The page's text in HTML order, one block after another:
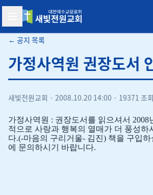
새빛전원교회
← 공지 목록
가정사역원 권장도서
새빛전원교회 · 2008.10.20 14:00 · 19371 조회
가정사역원 : 권장도서를 읽으셔서 2008
적으로 사랑과 행복의 열매가 더 풍성하
다.(-마음의 구리거울- 김진) 책을 구입
에 문의하시기 바랍니다.